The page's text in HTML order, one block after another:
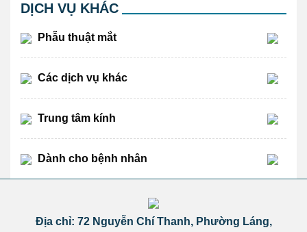
DỊCH VỤ KHÁC
Phẫu thuật mắt
Các dịch vụ khác
Trung tâm kính
Dành cho bệnh nhân
Địa chỉ: 72 Nguyễn Chí Thanh, Phường Láng,